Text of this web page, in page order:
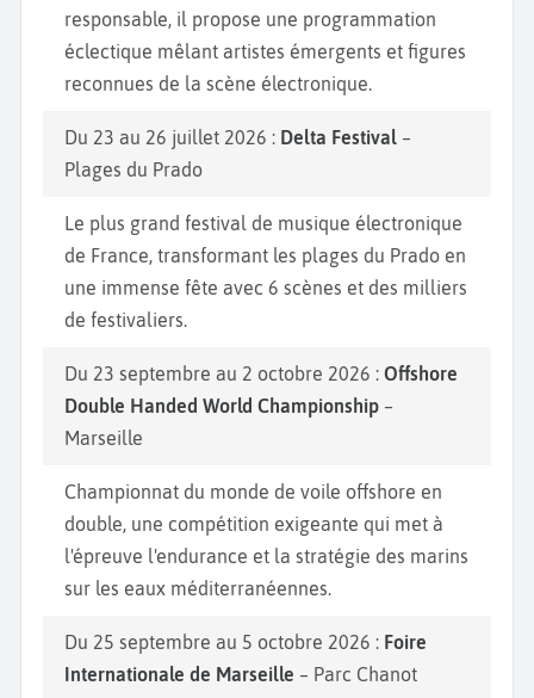
responsable, il propose une programmation
éclectique mêlant artistes émergents et figures
reconnues de la scène électronique.
Du 23 au 26 juillet 2026 : Delta Festival –
Plages du Prado
Le plus grand festival de musique électronique
de France, transformant les plages du Prado en
une immense fête avec 6 scènes et des milliers
de festivaliers.
Du 23 septembre au 2 octobre 2026 : Offshore
Double Handed World Championship –
Marseille
Championnat du monde de voile offshore en
double, une compétition exigeante qui met à
l'épreuve l'endurance et la stratégie des marins
sur les eaux méditerranéennes.
Du 25 septembre au 5 octobre 2026 : Foire
Internationale de Marseille – Parc Chanot